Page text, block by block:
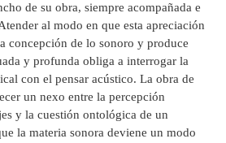
de su obra, siempre acompañada e
al modo en que esta apreciación
concepción de lo sonoro y produce
y profunda obliga a interrogar la
con el pensar acústico. La obra de
un nexo entre la percepción
y la cuestión ontológica de un
la materia sonora deviene un modo